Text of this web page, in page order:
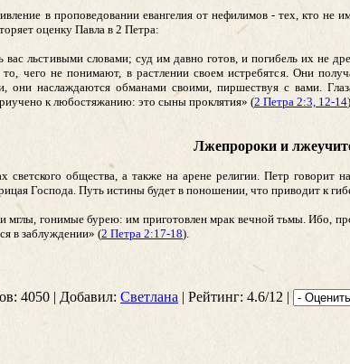
в проповедовании евангелия от нефилимов - тех, кто не
оценку Павла в 2 Петра:
вас льстивыми словами; суд им давно готов, и погибель их не
то, чего не понимают, в растлении своем истребятся. Они
они наслаждаются обманами своими, пиршествуя с вами.
к любостяжанию: это сыны проклятия» (2 Петра 2:3, 12-14
Лжепророки и
светского общества, а также на арене религии. Петр
Господа. Путь истины будет в поношении, что приводит к
мглы, гонимые бурею: им приготовлен мрак вечной тьмы. Ибо,
в заблуждении» (2 Петра 2:17-18).
4050 | Добавил: Светлана | Рейтинг: 4.6/12 |